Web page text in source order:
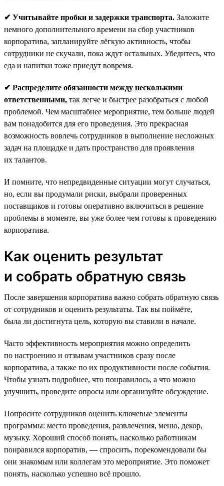
✔ Учитывайте пробки и задержки транспорта. Заложите
немного дополнительного времени на сбор участников
корпоратива, запланируйте лёгкую активность, чтобы
сотрудники не скучали, пока ждут остальных. Убедитесь, что
еда и напитки тоже приедут вовремя.
✔ Распределите обязанности между несколькими
ответственными, так легче и быстрее разобраться с любой
проблемой. Чем масштабнее мероприятие, тем больше людей
вам понадобится для его проведения. Это прекрасная
возможность вовлечь сотрудников в выполнение несложных
задач на площадке и дать пространство для проявления
их талантов.
И помните, что непредвиденные ситуации могут случаться,
но, если вы продумали риски, выбрали проверенных
поставщиков и готовы оперативно включиться в решение
проблемы в моменте, вы уже более чем готовы к проведению
корпоратива.
Как оценить результат
и собрать обратную связь
После завершения корпоратива важно собрать обратную связь
от сотрудников и оценить результаты. Так вы поймёте,
была ли достигнута цель, которую вы ставили в начале.
Часто эффективность мероприятия можно определить
по настроению и отзывам участников сразу после
корпоратива, а также по их продуктивности после события.
Чтобы узнать подробнее, что понравилось, а что можно
улучшить, проведите опросы или организуйте обсуждение.
Попросите сотрудников оценить ключевые элементы
программы: место проведения, развлечения, меню, декор,
музыку. Хороший способ понять, насколько работникам
понравился корпоратив, — спросить, порекомендовали бы
они знакомым или коллегам это мероприятие. Это поможет
понять, насколько успешно всё прошло.